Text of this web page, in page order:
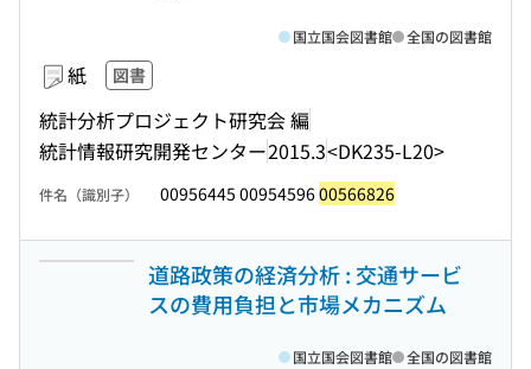
紙 図書
統計分析プロジェクト研究会 編
統計情報研究開発センター2015.3<DK235-L20>
国立国会図書館 全国の図書館
件名（識別子） 00956445 0095459600566826
道路政策の経済分析 : 交通サービ
スの費用負担と市場メカニズム
国立国会図書館 全国の図書館